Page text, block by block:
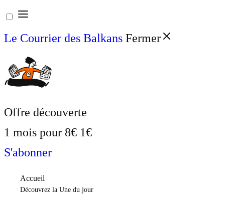
Aller
au
contenu
Le Courrier des Balkans Fermer
Offre découverte
1 mois pour 8€ 1€
S'abonner
Accueil
Découvrez la Une du jour